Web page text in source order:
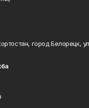
город Белорецк,